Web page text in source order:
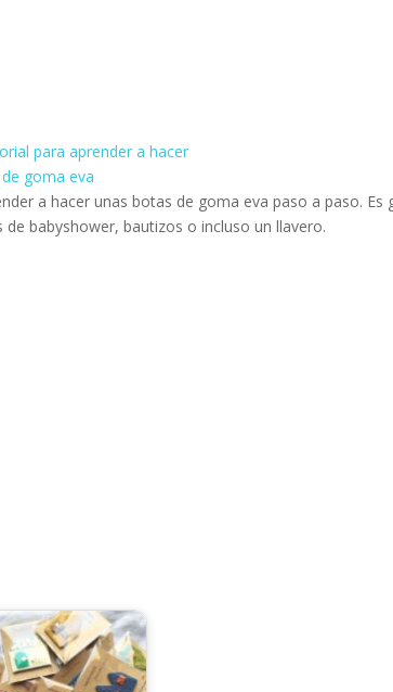
a hacer unas botas de goma eva paso a paso. Es
babyshower, bautizos o incluso un llavero.